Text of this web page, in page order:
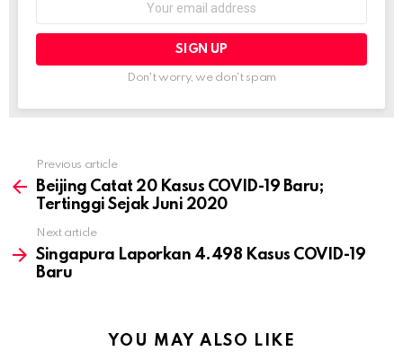
Don't worry, we don't spam
more
Previous article
Beijing Catat 20 Kasus COVID-19 Baru;
Tertinggi Sejak Juni 2020
Next article
Singapura Laporkan 4.498 Kasus COVID-19
Baru
YOU MAY ALSO LIKE